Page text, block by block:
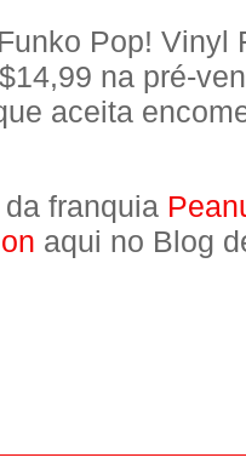
Pop! Vinyl
na pré-
aceita
franquia
aqui no Blog